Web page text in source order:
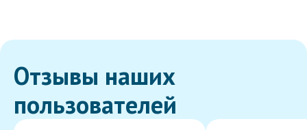
Отзывы наших
пользователей